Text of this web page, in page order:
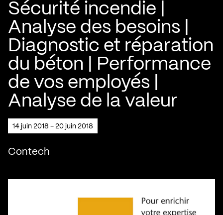
Sécurité incendie |
Analyse des besoins |
Diagnostic et réparation
du béton | Performance
de vos employés |
Analyse de la valeur
14 juin 2018 - 20 juin 2018
Contech